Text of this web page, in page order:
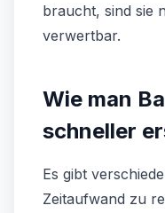
braucht, sind sie
verwertbar.
Wie man
schneller
Es gibt
Zeitaufwand zu